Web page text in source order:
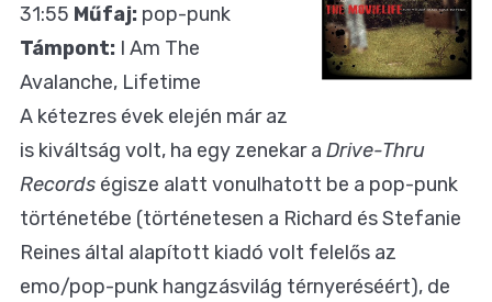
31:55 Műfaj: pop-punk
Támpont: I Am The
Avalanche, Lifetime
A kétezres évek elején már az
is kiváltság volt, ha egy zenekar a Drive-Thru
Records égisze alatt vonulhatott be a pop-punk
történetébe (történetesen a Richard és Stefanie
Reines által alapított kiadó volt felelős az
emo/pop-punk hangzásvilág térnyeréséért), de